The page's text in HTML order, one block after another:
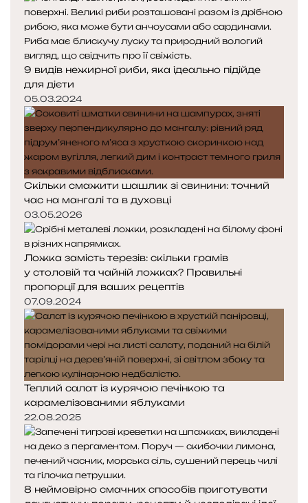
9 видів нежирної риби, яка ідеально підійде
для дієти
05.03.2024
Скільки смажити шашлик зі свинини: точний
час на мангалі та в духовці
03.05.2026
Ложка замість терезів: скільки грамів
у столовій та чайній ложках? Правильні
пропорції для ваших рецептів
07.09.2024
Теплий салат із курячою печінкою та
карамелізованими яблуками
22.08.2025
8 неймовірно смачних способів приготувати